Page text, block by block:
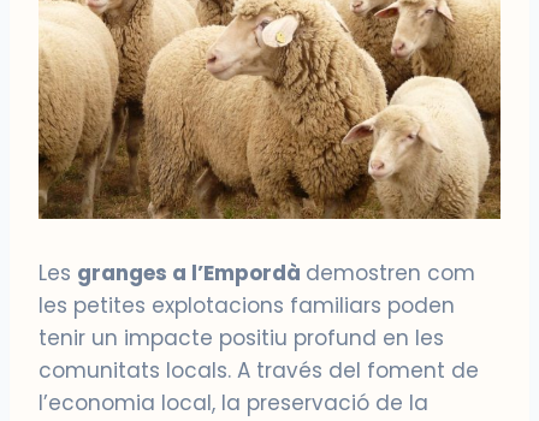
Les granges a l’Empordà demostren com
les petites explotacions familiars poden
tenir un impacte positiu profund en les
comunitats locals. A través del foment de
l’economia local, la preservació de la